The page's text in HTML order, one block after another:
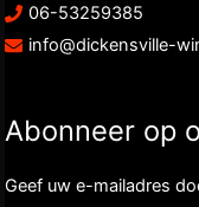
06-53259385
info@dickensville-
Abonneer op
Geef uw e-mailadres